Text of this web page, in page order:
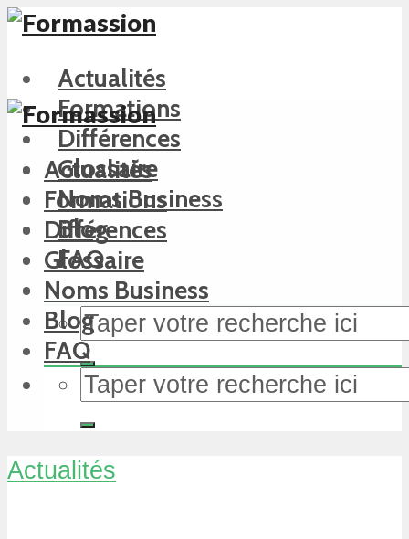
Actualités
Formations
Différences
Glossaire
Noms Business
Blog
FAQ
Actualités
Formations
Différences
Glossaire
Noms Business
Blog
FAQ
Actualités